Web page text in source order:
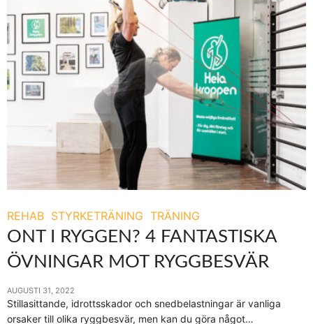
REHAB STYRKETRÄNING TRÄNING
ONT I RYGGEN? 4 FANTASTISKA
ÖVNINGAR MOT RYGGBESVÄR
AUGUSTI 31, 2022
Stillasittande, idrottsskador och snedbelastningar är vanliga
orsaker till olika ryggbesvär, men kan du göra något…